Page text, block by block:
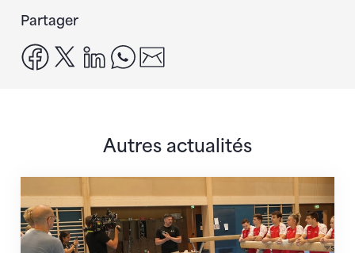
Partager
facebook
x linkedinwhatsapp
Autres actualités
En route pour Zagreb avec des objectifs clairs